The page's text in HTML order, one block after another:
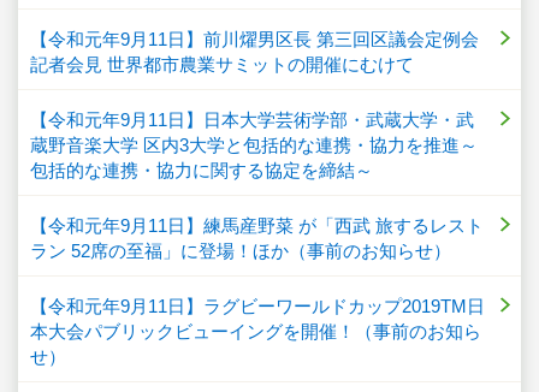
【令和元年9月11日】前川燿男区長 第三回区議会定例会
記者会見 世界都市農業サミットの開催にむけて
【令和元年9月11日】日本大学芸術学部・武蔵大学・武
蔵野音楽大学 区内3大学と包括的な連携・協力を推進～
包括的な連携・協力に関する協定を締結～
【令和元年9月11日】練馬産野菜 が「西武 旅するレスト
ラン 52席の至福」に登場！ほか（事前のお知らせ）
【令和元年9月11日】ラグビーワールドカップ2019TM日
本大会パブリックビューイングを開催！（事前のお知ら
せ）